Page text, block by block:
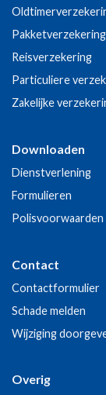
Reisverzekering
Particuliere
Zakelijke
Downloaden
Dienstverlening
Formulieren
Polisvoorwaarden
Contact
Contactformulier
Schade melden
Wijziging
Overig